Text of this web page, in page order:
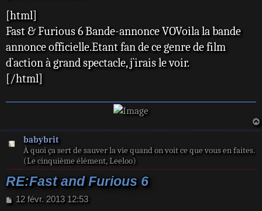
s
a
g
e
[html]
Fast & Furious 6 Bande-annonce VOVoila la bande
annonce officielle.Etant fan de ce genre de film
d`action à grand spectacle, j`irais le voir.
[/html]
babybrit
À quoi ça sert de sauver la vie quand on voit ce que vous en faites.
(Le cinquième élément, Leeloo)
RE:Fast and Furious 6
M12 févr. 2013 12:53